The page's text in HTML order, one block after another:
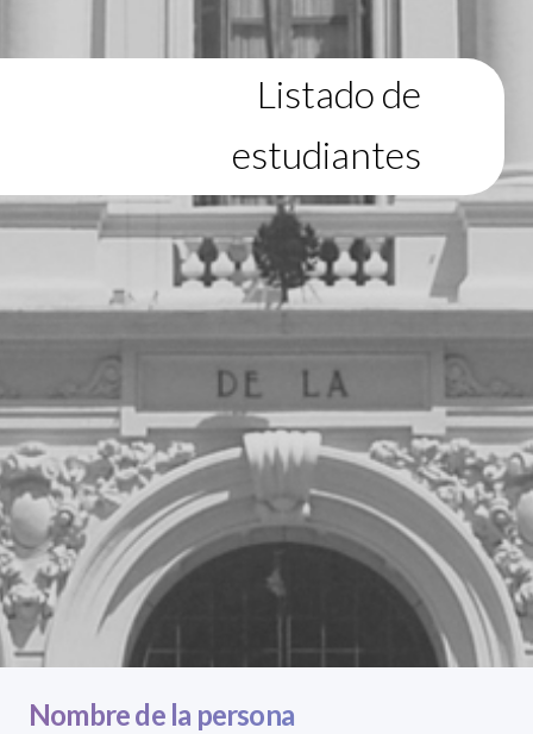
Listado de
estudiantes
Nombre de la persona